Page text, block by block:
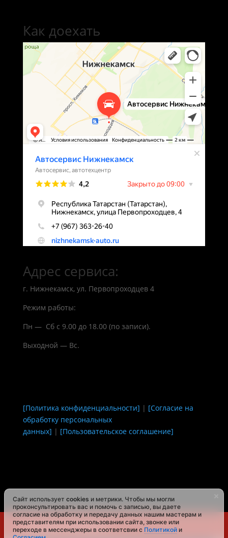
Как доехать
Адрес сервиса:
г. Нижнекамск, ул. Первопроходцев 4
Режим работы:
Пн — Сб с 9.00 до 18.00 (по записи).
Выходной — Вс.
[Политика конфиденциальности] | [Согласие на
обработку персональных
данных] | [Пользовательское соглашение]
Автосервис Нижнекамск
Сайт использует cookies и метрики. Чтобы мы могли
проконсультировать вас и помочь с записью, вы даете
согласие на обработку и передачу данных нашим мастерам и
представителям при использовании сайта, звонке или
переходе в мессенджеры в соответсвии с Политикой и